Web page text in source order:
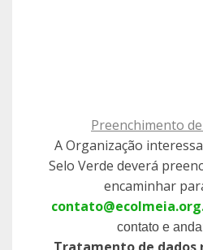
Preenchimento
A Organização
Selo Verde deverá
encaminhar
contato e